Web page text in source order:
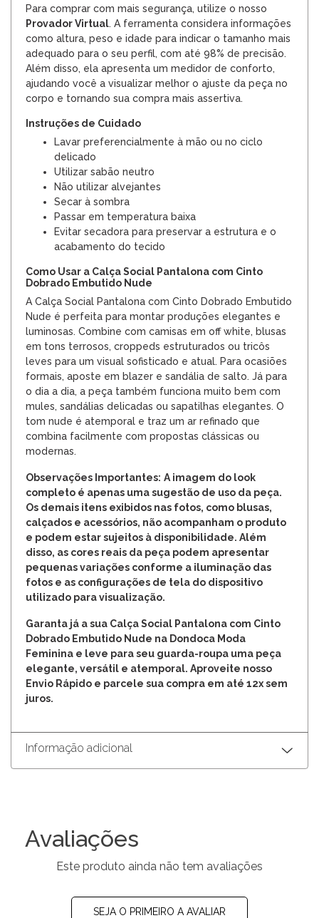
Para comprar com mais segurança, utilize o nosso
Provador Virtual. A ferramenta considera informações
como altura, peso e idade para indicar o tamanho mais
adequado para o seu perfil, com até 98% de precisão.
Além disso, ela apresenta um medidor de conforto,
ajudando você a visualizar melhor o ajuste da peça no
corpo e tornando sua compra mais assertiva.
Instruções de Cuidado
Lavar preferencialmente à mão ou no ciclo
delicado
Utilizar sabão neutro
Não utilizar alvejantes
Secar à sombra
Passar em temperatura baixa
Evitar secadora para preservar a estrutura e o
acabamento do tecido
Como Usar a Calça Social Pantalona com Cinto
Dobrado Embutido Nude
A Calça Social Pantalona com Cinto Dobrado Embutido
Nude é perfeita para montar produções elegantes e
luminosas. Combine com camisas em off white, blusas
em tons terrosos, croppeds estruturados ou tricôs
leves para um visual sofisticado e atual. Para ocasiões
formais, aposte em blazer e sandália de salto. Já para
o dia a dia, a peça também funciona muito bem com
mules, sandálias delicadas ou sapatilhas elegantes. O
tom nude é atemporal e traz um ar refinado que
combina facilmente com propostas clássicas ou
modernas.
Observações Importantes: A imagem do look
completo é apenas uma sugestão de uso da peça.
Os demais itens exibidos nas fotos, como blusas,
calçados e acessórios, não acompanham o produto
e podem estar sujeitos à disponibilidade. Além
disso, as cores reais da peça podem apresentar
pequenas variações conforme a iluminação das
fotos e as configurações de tela do dispositivo
utilizado para visualização.
Garanta já a sua Calça Social Pantalona com Cinto
Dobrado Embutido Nude na Dondoca Moda
Feminina e leve para seu guarda-roupa uma peça
elegante, versátil e atemporal. Aproveite nosso
Envio Rápido e parcele sua compra em até 12x sem
juros.
Informação adicional
Avaliações
Este produto ainda não tem avaliações
SEJA O PRIMEIRO A AVALIAR